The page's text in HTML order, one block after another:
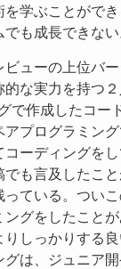
学ぶことがで
も成長できない
ューの上位バ
な実力を持つ２
で作成したコー
プログラミン
ーディングを
も言及したこ
ている。つい
グをしたこと
しっかりする
は、ジュニア